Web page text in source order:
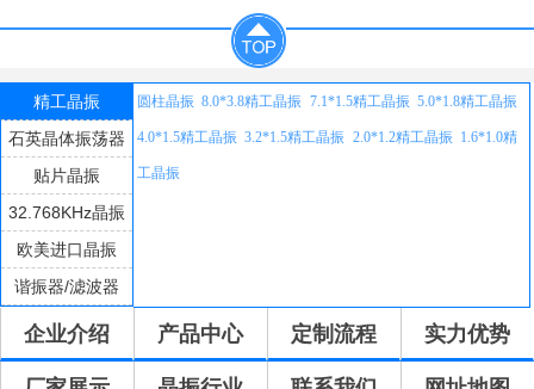
用。
精工晶振
石英晶体振荡器
贴片晶振
32.768KHz晶振
欧美进口晶振
谐振器/滤波器
圆柱晶振 8.0*3.8精工晶振 7.1*1.5精工晶振 5.0*1.8精工晶振
4.0*1.5精工晶振 3.2*1.5精工晶振 2.0*1.2精工晶振 1.6*1.0精
工晶振
企业介绍 产品中心 定制流程 实力优势